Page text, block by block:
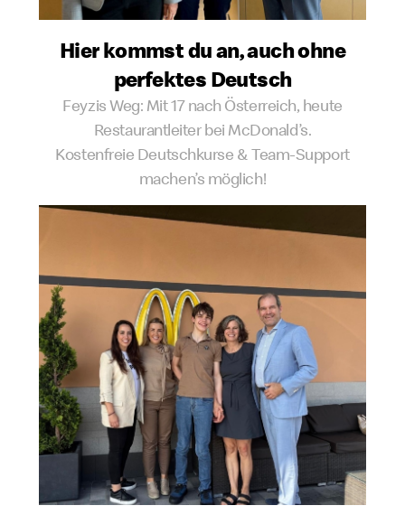
Hier kommst du an, auch ohne
perfektes Deutsch
Feyzis Weg: Mit 17 nach Österreich, heute
Restaurantleiter bei McDonald’s.
Kostenfreie Deutschkurse & Team-Support
machen’s möglich!